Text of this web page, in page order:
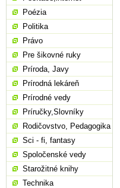
Poézia
Politika
Právo
Pre šikovné ruky
Príroda, Javy
Prírodná lekáreň
Prírodné vedy
Príručky,Slovníky
Rodičovstvo, Pedagogika
Sci - fi, fantasy
Spoločenské vedy
Starožitné knihy
Technika